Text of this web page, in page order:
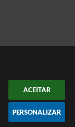
ACEITAR
PERSONALIZAR